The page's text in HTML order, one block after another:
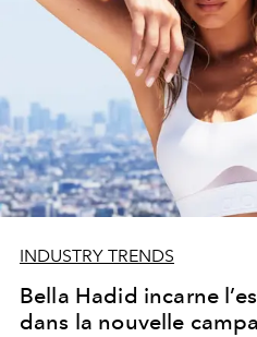
INDUSTRY TRENDS
Bella Hadid incarne
dans la nouvelle